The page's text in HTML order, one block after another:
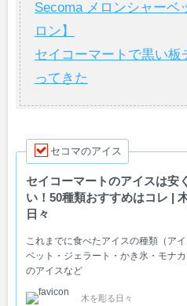
Secoma メロンシャーベ
ロン】
セイコーマートで黒い板
ってきた
セコマのアイス
セイコーマートのアイスは安
い！50種類おすすめはコレ |
日々
これまでに食べたアイスの種類（ア
ベット・ジェラート・かき氷・モナ
のアイスなど
木を彫る日々